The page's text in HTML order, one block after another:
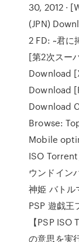
30, 2012 ·
(JPN)
2 FD: ~君に
[第2次スー
Download
Download
Download
Browse:
Mobile
ISO Torrent
ウンドイン
神姫 バトル
PSP 遊戯王
【PSP
の意思を実